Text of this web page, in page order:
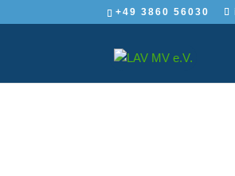
+49 3860 56030